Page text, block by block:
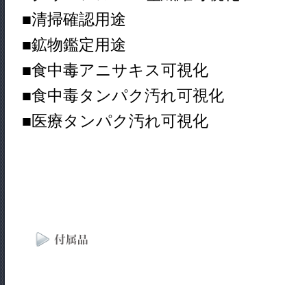
■清掃確認用途
■鉱物鑑定用途
■食中毒アニサキス可視化
■食中毒タンパク汚れ可視化
■医療タンパク汚れ可視化